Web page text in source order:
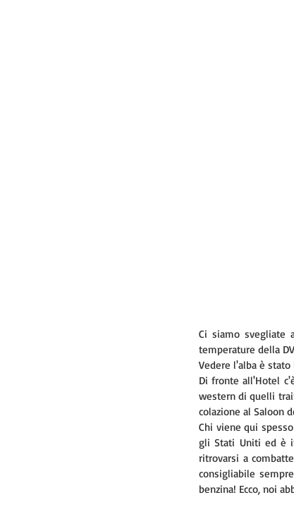
Ci siamo svegliate
temperature della
Vedere l'alba è
Di fronte all'Hotel
western di quelli
colazione al Saloon
Chi viene qui
gli Stati Uniti ed è
ritrovarsi a
consigliabile
benzina! Ecco, noi